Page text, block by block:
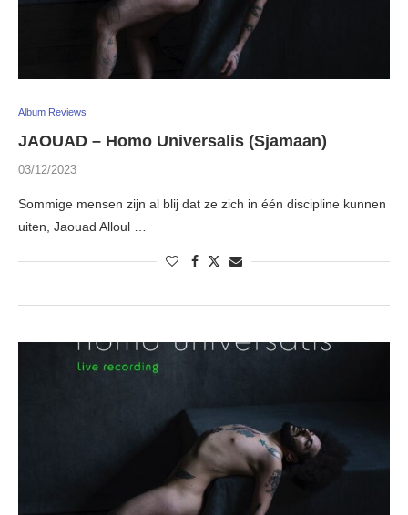
Album Reviews
JAOUAD – Homo Universalis (Sjamaan)
03/12/2023
Sommige mensen zijn al blij dat ze zich in één discipline kunnen
uiten, Jaouad Alloul …